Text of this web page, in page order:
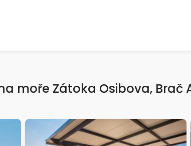
moře Zátoka Osibova, Brač